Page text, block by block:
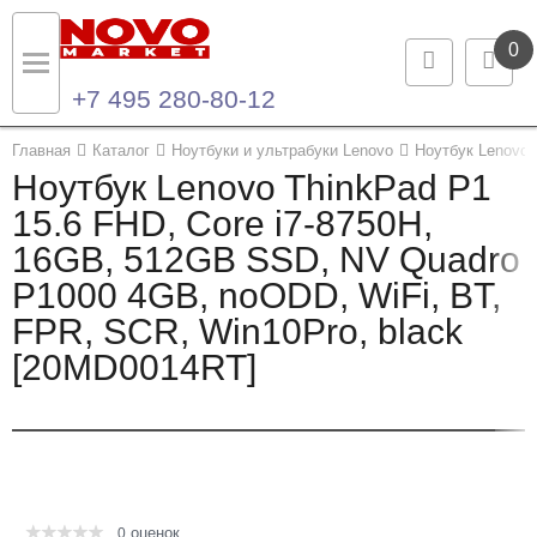
0
+7 495 280-80-12
Главная Каталог Ноутбуки и ультрабуки Lenovo Ноутбук
Ноутбук Lenovo ThinkPad P1
15.6 FHD, Core i7-8750H,
16GB, 512GB SSD, NV Quadro
P1000 4GB, noODD, WiFi, BT,
FPR, SCR, Win10Pro, black
[20MD0014RT]
0 оценок
Назад
Каталог продукции
Ноутбуки и ультрабуки
Компьютеры
Моноблоки
Назад
Контакты
Контактная информация